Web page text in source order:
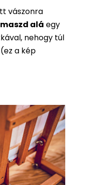
vászonra
alá egy
nehogy túl
a kép